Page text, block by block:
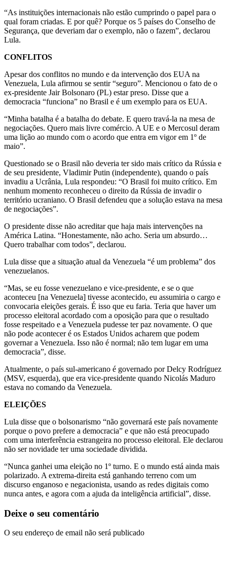
“As instituições internacionais não estão cumprindo o papel para o
qual foram criadas. E por quê? Porque os 5 países do Conselho de
Segurança, que deveriam dar o exemplo, não o fazem”, declarou
Lula.
CONFLITOS
Apesar dos conflitos no mundo e da intervenção dos EUA na
Venezuela, Lula afirmou se sentir “seguro”. Mencionou o fato de o
ex-presidente Jair Bolsonaro (PL) estar preso. Disse que a
democracia “funciona” no Brasil e é um exemplo para os EUA.
“Minha batalha é a batalha do debate. E quero travá-la na mesa de
negociações. Quero mais livre comércio. A UE e o Mercosul deram
uma lição ao mundo com o acordo que entra em vigor em 1º de
maio”.
Questionado se o Brasil não deveria ter sido mais crítico da Rússia e
de seu presidente, Vladimir Putin (independente), quando o país
invadiu a Ucrânia, Lula respondeu: “O Brasil foi muito crítico. Em
nenhum momento reconheceu o direito da Rússia de invadir o
território ucraniano. O Brasil defendeu que a solução estava na mesa
de negociações”.
O presidente disse não acreditar que haja mais intervenções na
América Latina. “Honestamente, não acho. Seria um absurdo…
Quero trabalhar com todos”, declarou.
Lula disse que a situação atual da Venezuela “é um problema” dos
venezuelanos.
“Mas, se eu fosse venezuelano e vice-presidente, e se o que
aconteceu [na Venezuela] tivesse acontecido, eu assumiria o cargo e
convocaria eleições gerais. É isso que eu faria. Teria que haver um
processo eleitoral acordado com a oposição para que o resultado
fosse respeitado e a Venezuela pudesse ter paz novamente. O que
não pode acontecer é os Estados Unidos acharem que podem
governar a Venezuela. Isso não é normal; não tem lugar em uma
democracia”, disse.
Atualmente, o país sul-americano é governado por Delcy Rodríguez
(MSV, esquerda), que era vice-presidente quando Nicolás Maduro
estava no comando da Venezuela.
ELEIÇÕES
Lula disse que o bolsonarismo “não governará este país novamente
porque o povo prefere a democracia” e que não está preocupado
com uma interferência estrangeira no processo eleitoral. Ele declarou
não ser novidade ter uma sociedade dividida.
“Nunca ganhei uma eleição no 1º turno. E o mundo está ainda mais
polarizado. A extrema-direita está ganhando terreno com um
discurso enganoso e negacionista, usando as redes digitais como
nunca antes, e agora com a ajuda da inteligência artificial”, disse.
Deixe o seu comentário
O seu endereço de email não será publicado